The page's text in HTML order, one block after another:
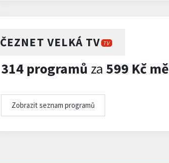
ČEZNET VELKÁ TV TV
314 programů za 599 Kč
Zobrazit seznam programů